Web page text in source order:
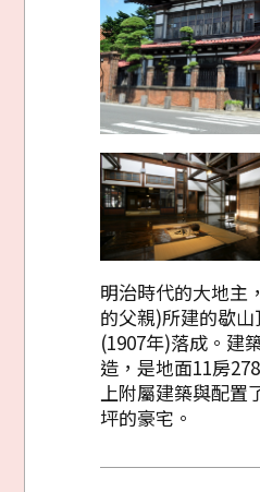
明治時代的大地主
的父親)所建的歇
(1907年)落成。建
造，是地面11房
上附屬建築與配置
坪的豪宅。